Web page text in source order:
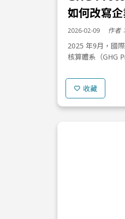
如何改寫
2026-02-09
2025 年9月，國
核算體系（GHG
資源研究所（WRI
收藏